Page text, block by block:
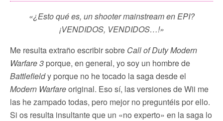
«¿Esto qué es, un shooter mainstream en EPI?
¡VENDIDOS, VENDIDOS…!»
Me resulta extraño escribir sobre Call of Duty Modern
Warfare 3 porque, en general, yo soy un hombre de
Battlefieldy porque no he tocado la saga desde el
Modern Warfareoriginal. Eso sí, las versiones de Wii me
las he zampado todas, pero mejor no preguntéis por ello.
Si os resulta insultante que un «no experto» en la saga lo